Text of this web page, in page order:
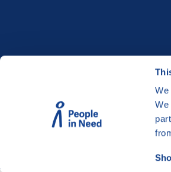
We
We
©Člověk v tísni, o.p.s.
,
Webová stránka běží na